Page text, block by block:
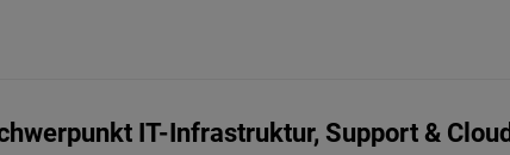
IT-Infrastruktur, Support & Cloud